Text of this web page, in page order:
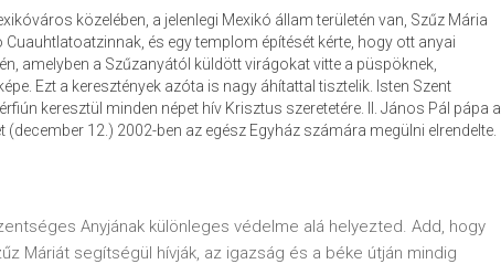
közelében, a jelenlegi Mexikó állam területén van, Szűz Mária
és egy templom építését kérte, hogy ott anyai
amelyben a Szűzanyától küldött virágokat vitte a püspöknek,
Ezt a keresztények azóta is nagy áhítattal tisztelik. Isten Szent
keresztül minden népet hív Krisztus szeretetére. II. János Pál pápa a
12.) 2002-ben az egész Egyház számára megülni elrendelte.
Anyjának különleges védelme alá helyezted. Add, hogy
Máriát segítségül hívják, az igazság és a béke útján mindig